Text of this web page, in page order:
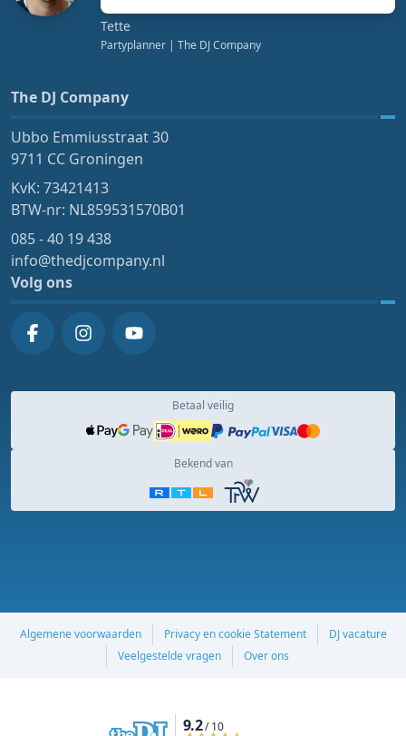
Tette
Partyplanner | The DJ Company
The DJ Company
Ubbo Emmiusstraat 30
9711 CC Groningen
KvK: 73421413
BTW-nr: NL859531570B01
085 - 40 19 438
info@thedjcompany.nl
Volg ons
Betaal veilig
Bekend van
Algemene voorwaarden Privacy en cookie Statement
DJ vacature
Veelgestelde vragen
Over ons
9.2/ 10